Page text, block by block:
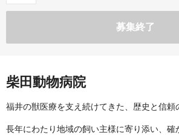
募集終了
柴田動物病院
福井の獣医療を支え続けてきた、歴史と信頼
長年にわたり地域の飼い主様に寄り添い、確